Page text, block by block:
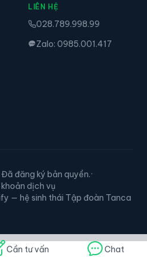
LIÊN HỆ
028.789.998.99
Zalo: 0985.001.417
đăng ký bản quyền.·
dịch vụ
— hệ sinh thái Tập đoàn Tanca
Cần tư vấn Chat